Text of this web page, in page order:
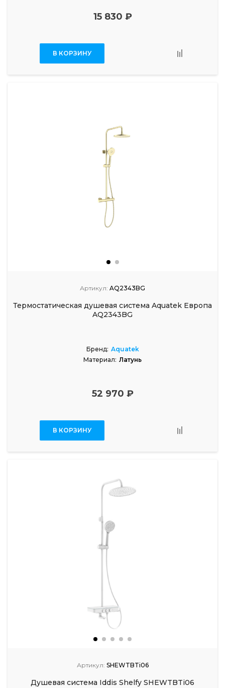
15 830 ₽
В КОРЗИНУ
Артикул: AQ2343BG
Термостатическая душевая система Aquatek Европа
AQ2343BG
Бренд: Aquatek
Материал: Латунь
52 970 ₽
В КОРЗИНУ
Артикул: SHEWTBTi06
Душевая система Iddis Shelfy SHEWTBTi06